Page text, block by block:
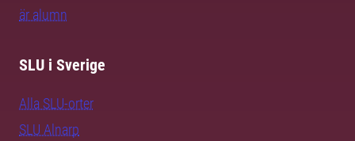
är alumn
SLU i Sverige
Alla SLU-orter
SLU Alnarp